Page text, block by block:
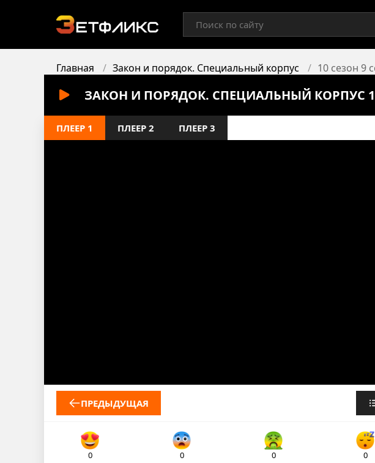
Главная Закон и порядок. Специальный корпус 10 сезон 9
ЗАКОН И ПОРЯДОК. СПЕЦИАЛЬНЫЙ КОРПУС
ПЛЕЕР 1 ПЛЕЕР 2 ПЛЕЕР 3
ПРЕДЫДУЩАЯ
0 0 0 0